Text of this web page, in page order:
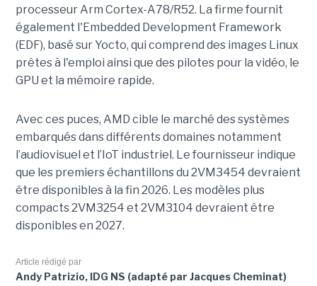
processeur Arm Cortex-A78/R52. La firme fournit
également l'Embedded Development Framework
(EDF), basé sur Yocto, qui comprend des images Linux
prêtes à l'emploi ainsi que des pilotes pour la vidéo, le
GPU et la mémoire rapide.
Avec ces puces, AMD cible le marché des systèmes
embarqués dans différents domaines notamment
l’audiovisuel et l’IoT industriel. Le fournisseur indique
que les premiers échantillons du 2VM3454 devraient
être disponibles à la fin 2026. Les modèles plus
compacts 2VM3254 et 2VM3104 devraient être
disponibles en 2027.
Article rédigé par
Andy Patrizio, IDG NS (adapté par Jacques Cheminat)